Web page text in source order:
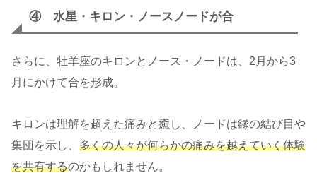
④ 水星・キロン・ノースノードが合
さらに、牡羊座のキロンとノース・ノードは、2月から3
月にかけて合を形成。
キロンは理解を超えた痛みと癒し、ノードは縁の結び目や
集団を示し、 多くの人々が何らかの痛みを越えていく体験
を共有するのかもしれません。